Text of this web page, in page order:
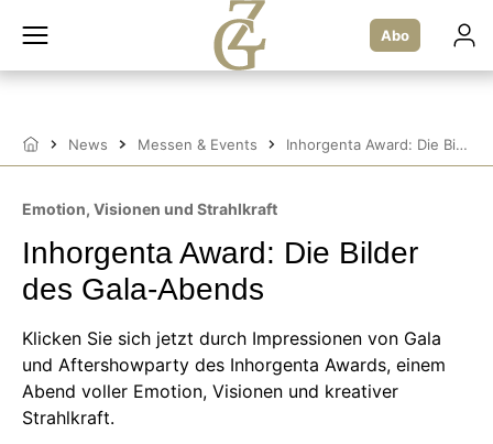
Inhalt
Abo
Startseite
News Messen & Events Inhorgenta Award: Die Bilder des Gala-Abends
Emotion, Visionen und Strahlkraft
Inhorgenta Award: Die Bilder
des Gala-Abends
Klicken Sie sich jetzt durch Impressionen von Gala
und Aftershowparty des Inhorgenta Awards, einem
Abend voller Emotion, Visionen und kreativer
Strahlkraft.